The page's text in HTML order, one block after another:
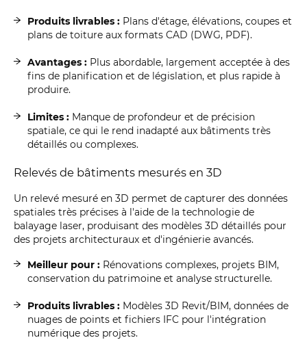
Produits livrables : Plans d'étage, élévations, coupes et
plans de toiture aux formats CAD (DWG, PDF).
Avantages : Plus abordable, largement acceptée à des
fins de planification et de législation, et plus rapide à
produire.
Limites : Manque de profondeur et de précision
spatiale, ce qui le rend inadapté aux bâtiments très
détaillés ou complexes.
Relevés de bâtiments mesurés en 3D
Un relevé mesuré en 3D permet de capturer des données
spatiales très précises à l'aide de la technologie de
balayage laser, produisant des modèles 3D détaillés pour
des projets architecturaux et d'ingénierie avancés.
Meilleur pour : Rénovations complexes, projets BIM,
conservation du patrimoine et analyse structurelle.
Produits livrables : Modèles 3D Revit/BIM, données de
nuages de points et fichiers IFC pour l'intégration
numérique des projets.